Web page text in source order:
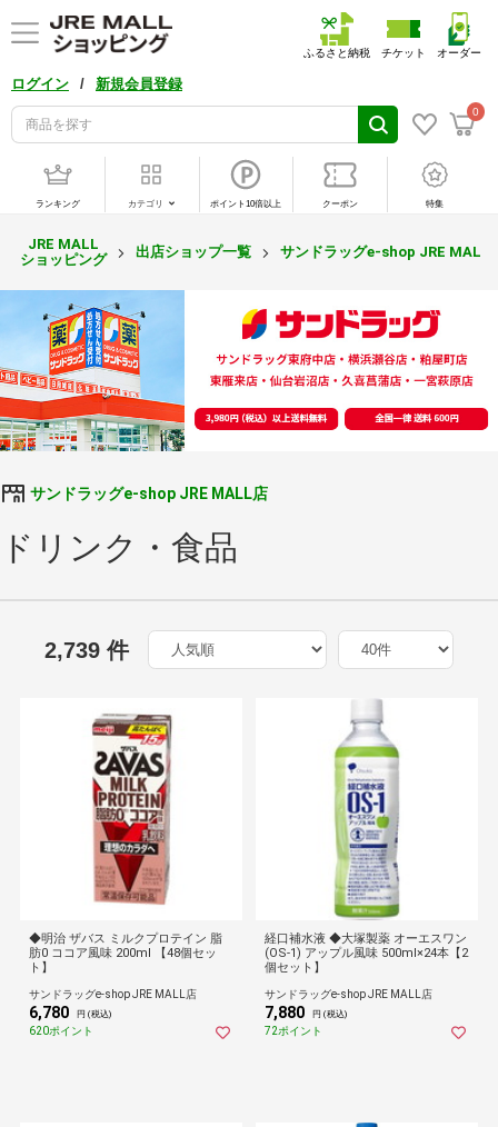
ログイン / 新規会員登録
0
ふるさと納税 チケット オーダー
ランキング カテゴリ ポイント10倍以上 クーポン 特集
JRE MALL
ショッピング
出店ショップ一覧 サンドラッグe-shop JRE MALL
サンドラッグe-shop JRE MALL店
ドリンク・食品
2,739 件
◆明治 ザバス ミルクプロテイン 脂
肪0 ココア風味 200ml 【48個セッ
ト】
サンドラッグe-shop JRE MALL店
6,780 円 (税込)
620ポイント
経口補水液 ◆大塚製薬 オーエスワン
(OS‐1) アップル風味 500ml×24本【2
個セット】
サンドラッグe-shop JRE MALL店
7,880 円 (税込)
72ポイント